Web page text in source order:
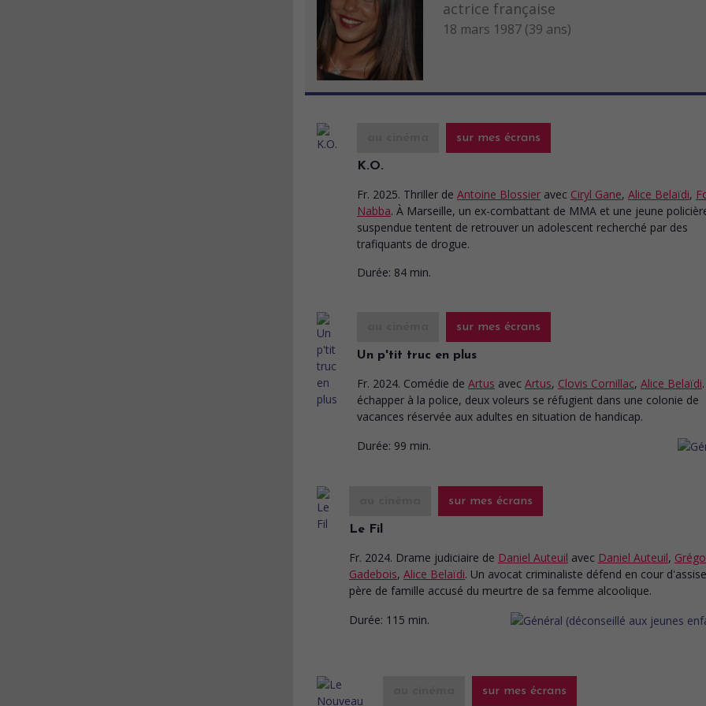
actrice française
18 mars 1987 (39 ans)
sur mes écrans
K.O.
Fr. 2025. Thriller de Antoine Blossier avec Ciryl Gane, Alice Belaïdi,
Nabba. À Marseille, un ex-combattant de MMA et une jeune
suspendue tentent de retrouver un adolescent recherché par des
trafiquants de drogue.
Durée: 84 min.
sur mes écrans
Un p'tit truc en plus
Fr. 2024. Comédie de Artus avec Artus, Clovis Cornillac, Alice Belaïdi
échapper à la police, deux voleurs se réfugient dans une colonie de
vacances réservée aux adultes en situation de handicap.
Durée: 99 min.
sur mes écrans
Le Fil
Fr. 2024. Drame judiciaire de Daniel Auteuil avec Daniel Auteuil,
Gadebois, Alice Belaïdi. Un avocat criminaliste défend en cour
père de famille accusé du meurtre de sa femme alcoolique.
Durée: 115 min.
sur mes écrans